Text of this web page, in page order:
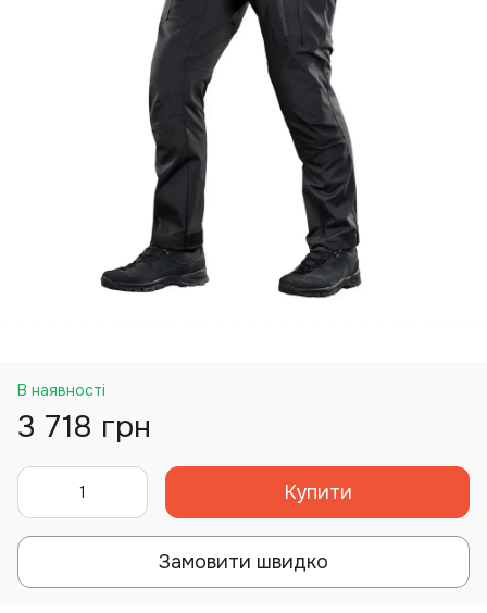
В наявності
3 718 грн
Купити
Замовити швидко